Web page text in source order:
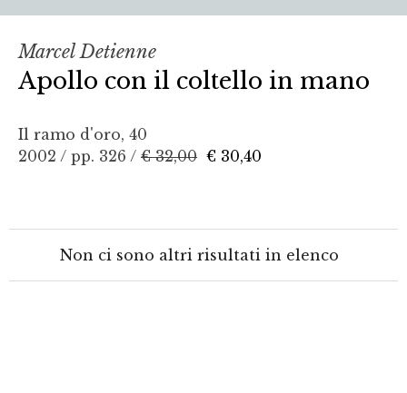
Marcel Detienne
Apollo con il coltello in mano
Il ramo d'oro, 40
2002 / pp. 326 / € 32,00 € 30,40
Non ci sono altri risultati in elenco